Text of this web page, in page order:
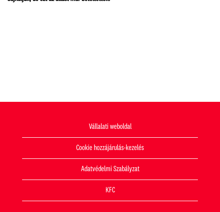
Vállalati weboldal
Cookie hozzájárulás-kezelés
Adatvédelmi Szabályzat
KFC